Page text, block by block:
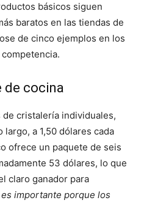
básicos siguen
baratos en las tiendas de
de cinco ejemplos en los
de cocina
cristalería individuales,
a 1,50 dólares cada
ofrece un paquete de seis
53 dólares, lo que
claro ganador para
importante porque los